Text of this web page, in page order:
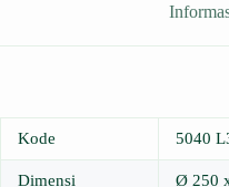
Kode 5040
Dimensi Ø 250